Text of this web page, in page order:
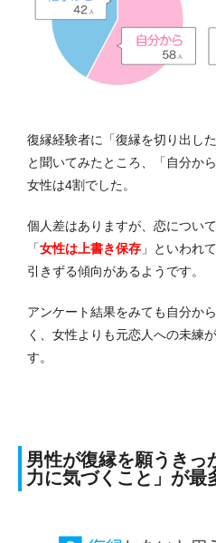
復縁経験者に「復縁を切り出し
と聞いてみたところ、「自分か
女性は4割でした。
個人差はありますが、恋について
「女性は上書き保存 」
といわれ
引きずる傾向があるようです。
アンケート結果をみても自分か
く、女性よりも元恋人への未練
す。
男性が復縁を願うきっ
力に気づくこと」が最